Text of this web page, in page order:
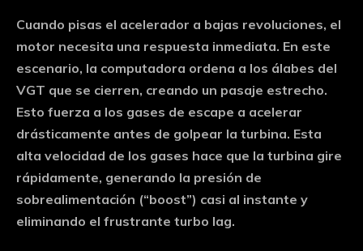
Cuando pisas el acelerador a bajas revoluciones, el
motor necesita una respuesta inmediata. En este
escenario, la computadora ordena a los álabes del
VGT que se cierren, creando un pasaje estrecho.
Esto fuerza a los gases de escape a acelerar
drásticamente antes de golpear la turbina. Esta
alta velocidad de los gases hace que la turbina gire
rápidamente, generando la presión de
sobrealimentación (“boost”) casi al instante y
eliminando el frustrante turbo lag.